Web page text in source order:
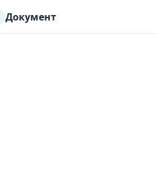
Документ